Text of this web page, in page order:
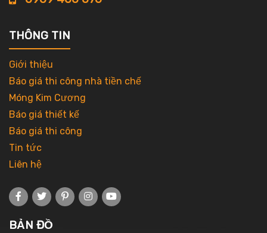
THÔNG TIN
Giới thiệu
Báo giá thi công nhà tiền chế
Móng Kim Cương
Báo giá thiết kế
Báo giá thi công
Tin tức
Liên hệ
BẢN ĐỒ